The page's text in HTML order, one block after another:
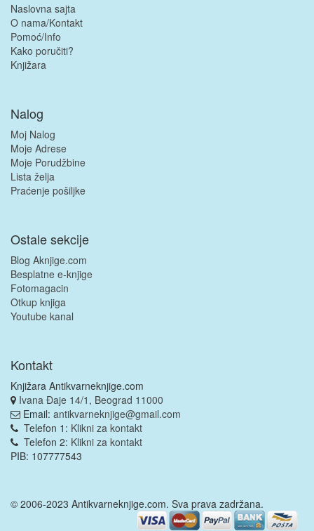
Naslovna sajta
O nama/Kontakt
Pomoć/Info
Kako poručiti?
Knjižara
Nalog
Moj Nalog
Moje Adrese
Moje Porudžbine
Lista želja
Praćenje pošiljke
Ostale sekcije
Blog Aknjige.com
Besplatne e-knjige
Fotomagacin
Otkup knjiga
Youtube kanal
Kontakt
Knjižara Antikvarneknjige.com
Ivana Đaje 14/1, Beograd 11000
Email: antikvarneknjige@gmail.com
Telefon 1: Klikni za kontakt
Telefon 2: Klikni za kontakt
PIB: 107777543
© 2006-2023 Antikvarneknjige.com. Sva prava zadržana.